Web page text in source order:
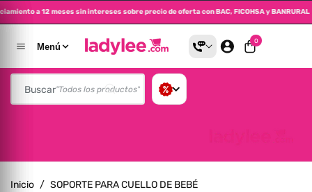
Al Contenido
a 12 meses sin intereses sobre precio de oferta con BAC, FICOHSA y
Buscar"Todos los productos"
Menú
0
0 artículos
Inicio / SOPORTE PARA CUELLO DE BEBÉ